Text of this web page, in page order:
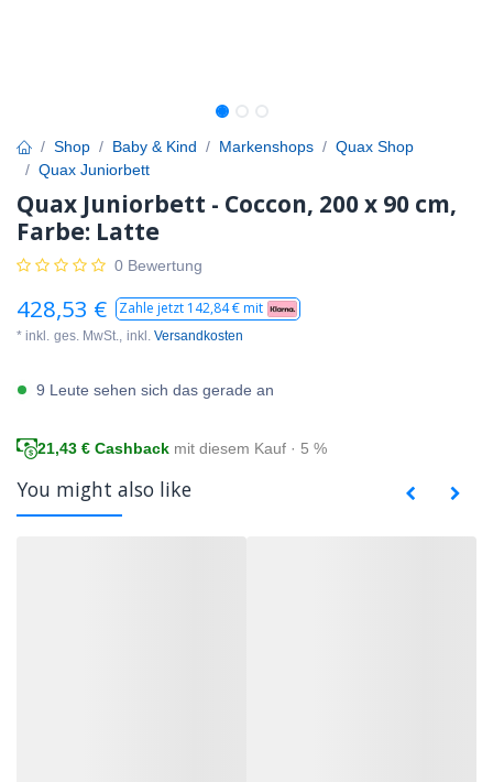
Shop Baby & Kind Markenshops
Quax Shop
Quax Juniorbett
Quax Juniorbett - Coccon, 200 x 90 cm,
Farbe: Latte
0 Bewertung
428,53 € Zahle jetzt 142,84€ mit
* inkl. ges. MwSt., inkl. Versandkosten
9 Leute sehen sich das gerade an
21,43 € Cashback mit diesem Kauf · 5 %
You might also like